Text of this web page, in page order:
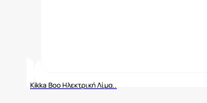
Kikka Boo Ηλεκτρική Λίμα..